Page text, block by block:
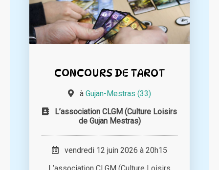
CONCOURS DE TAROT
à Gujan-Mestras (33)
L’association CLGM (Culture Loisirs
de Gujan Mestras)
vendredi 12 juin 2026 à 20h15